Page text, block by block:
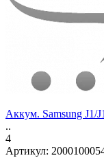
Аккум. Samsung J1/
..
4
Артикул: